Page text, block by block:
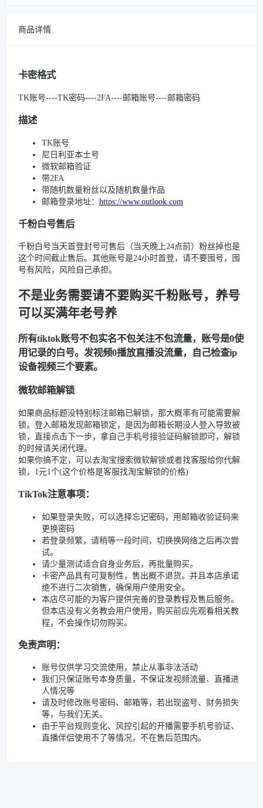
商品详情
卡密格式
TK账号----TK密码----2FA----邮箱账号----邮箱密码
描述
TK账号
尼日利亚本土号
微软邮箱验证
带2FA
带随机数量粉丝以及随机数量作品
邮箱登录地址： https://www.outlook.com
千粉白号售后
千粉白号当天首登封号可售后（当天晚上24点前）粉丝掉也是
这个时间截止售后。其他账号是24小时首登，请不要囤号，囤
号有风险，风险自己承担。
不是业务需要请不要购买千粉账号，养号
可以买满年老号养
所有tiktok账号不包实名不包关注不包流量，账号是0使
用记录的白号。发视频0播放直播没流量，自己检查ip
设备视频三个要素。
微软邮箱解锁
如果商品标题没特别标注邮箱已解锁，那大概率有可能需要解
锁。登入邮箱发现邮箱锁定，是因为邮箱长期没人登入导致被
锁，直接点击下一步，拿自己手机号接验证码解锁即可，解锁
的时候请关闭代理。
如果你搞不定，可以去淘宝搜索微软解锁或者找客服给你代解
锁，1元1个(这个价格是客服找淘宝解锁的价格)
TikTok注意事项：
如果登录失败，可以选择忘记密码，用邮箱收验证码来
更换密码
若登录频繁，请稍等一段时间，切换换网络之后再次尝
试。
请少量测试适合自身业务后，再批量购买。
卡密产品具有可复制性，售出概不退货。并且本店承诺
绝不进行二次销售，确保用户使用安全。
本店尽可能的为客户提供完善的登录教程及售后服务。
但本店没有义务教会用户使用，购买前应先观看相关教
程，不会操作切勿购买。
免责声明：
账号仅供学习交流使用，禁止从事非法活动
我们只保证账号本身质量，不保证发视频流量、直播进
人情况等
请及时修改账号密码、邮箱等，若出现盗号、财务损失
等，与我们无关。
由于平台规则变化、风控引起的开播需要手机号验证、
直播伴侣使用不了等情况，不在售后范围内。